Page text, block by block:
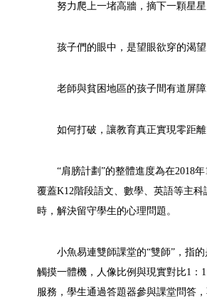
努力爬上一堵高牆，摘下一顆星星
孩子們的眼中，是望眼欲穿的渴望
老師與貧困地區的孩子間有道屏障
如何打破，讓教育真正實現零距離
“肩膀計劃”的整體進度為在2018
覆蓋K12階段語文、數學、英語等主
時，解決留守學生的心理問題。
小魚易連雙師課堂的“雙師”，指
觸摸一體機，人像比例與現實對比1：
服務，學生通過答題器參與課堂問答